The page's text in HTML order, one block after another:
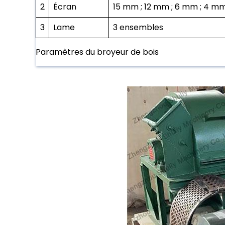
2 Écran
15 mm ; 12 mm ; 6 mm ; 4
3
Lame 3 ensembles
Paramètres du broyeur de bois